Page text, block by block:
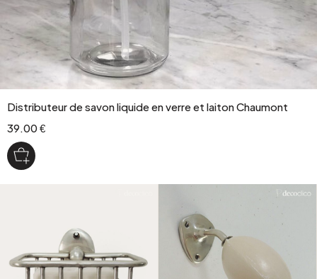
Distributeur de savon liquide en verre et laiton Chaumont
39.00 €